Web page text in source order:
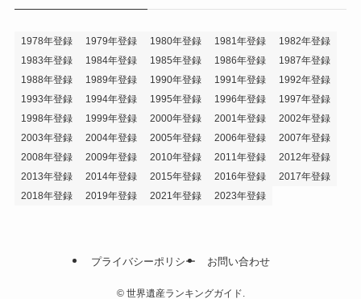
1978年登録 1979年登録 1980年登録 1981年登録
1982年登録
1983年登録
1984年登録 1985年登録 1986年登録
1987年登録
1988年登録
1989年登録 1990年登録 1991年登録
1992年登録
1993年登録
1994年登録 1995年登録 1996年登録
1997年登録
1998年登録
1999年登録 2000年登録 2001年登録
2002年登録
2003年登録
2004年登録 2005年登録 2006年登録
2007年登録
2008年登録
2009年登録 2010年登録 2011年登録
2012年登録
2013年登録
2014年登録 2015年登録 2016年登録
2017年登録
2018年登録
2019年登録 2021年登録 2023年登録
プライバシーポリシー お問い合わせ
©世界遺産ランキングガイド.